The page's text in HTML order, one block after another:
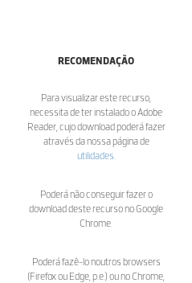
RECOMENDAÇÃO
Para visualizar este recurso,
necessita de ter instalado o Adobe
Reader, cujo download poderá fazer
através da nossa página de
utilidades
Poderá não conseguir fazer o
download deste recurso no Google
Chrome.
Poderá fazê-lo noutros browsers
(Firefox ou Edge, p.e.) ou no Chrome,